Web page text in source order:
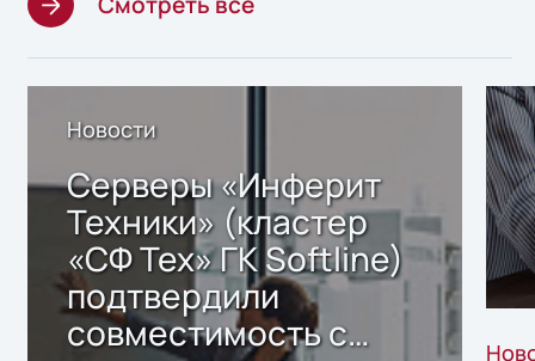
Новости
Серверы «Инферит
Техники» (кластер
«СФ Тех» ГК Softline)
подтвердили
совместимость с